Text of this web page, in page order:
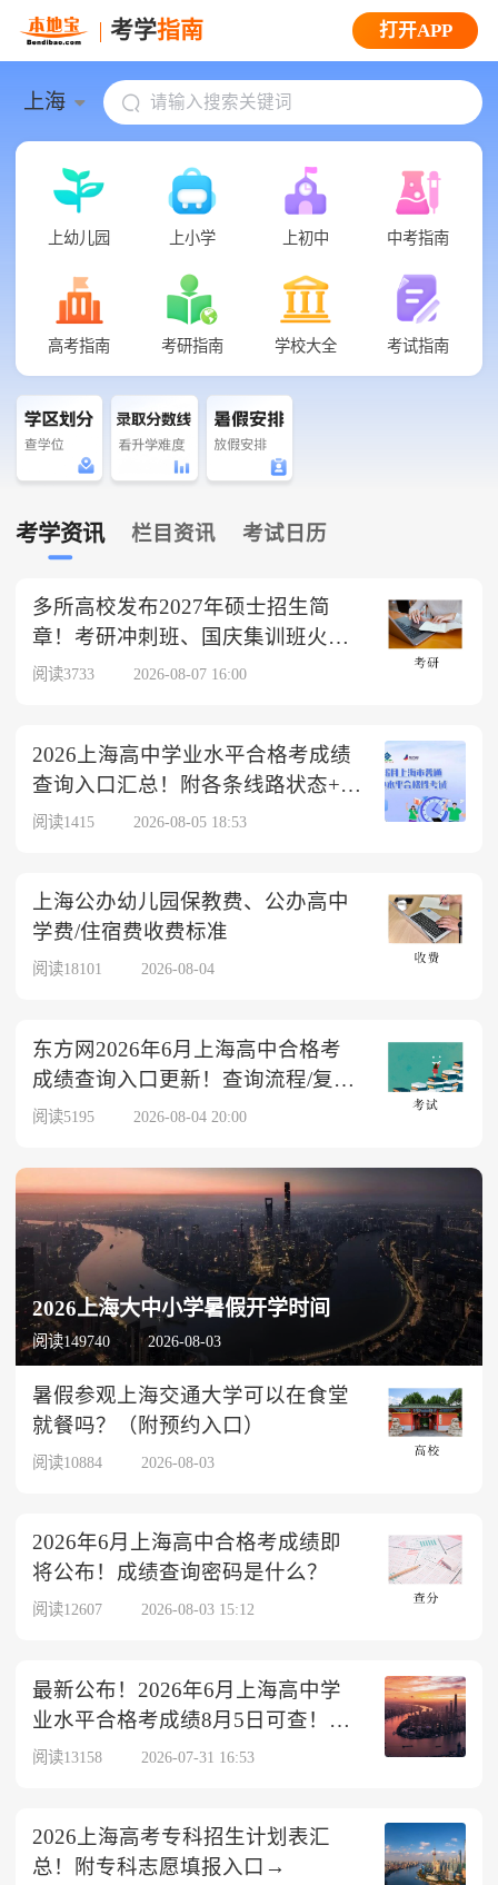
考学指南 打开APP
上海
上幼儿园 上小学 上初中 中考指南
高考指南 考研指南 学校大全 考试指南
考学资讯 栏目资讯 考试日历
多所高校发布2027年硕士招生简
章！考研冲刺班、国庆集训班火热
报名中
阅读3733 2026-08-07 16:00
2026上海高中学业水平合格考成绩
查询入口汇总！附各条线路状态+报
名号忘了怎么办
阅读1415 2026-08-05 18:53
上海公办幼儿园保教费、公办高中
学费/住宿费收费标准
阅读18101 2026-08-04
东方网2026年6月上海高中合格考
成绩查询入口更新！查询流程/复核
时间→
阅读5195 2026-08-04 20:00
2026上海大中小学暑假开学时间
阅读149740 2026-08-03
暑假参观上海交通大学可以在食堂
就餐吗？（附预约入口）
阅读10884 2026-08-03
2026年6月上海高中合格考成绩即
将公布！成绩查询密码是什么？
阅读12607 2026-08-03 15:12
最新公布！2026年6月上海高中学
业水平合格考成绩8月5日可查！查
询入口→
阅读13158 2026-07-31 16:53
2026上海高考专科招生计划表汇
总！附专科志愿填报入口→